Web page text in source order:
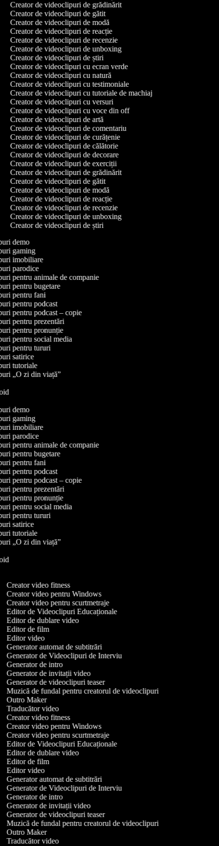
Creator de videoclipuri de grădinărit
Creator de videoclipuri de gătit
Creator de videoclipuri de modă
Creator de videoclipuri de reacție
Creator de videoclipuri de recenzie
Creator de videoclipuri de unboxing
Creator de videoclipuri de știri
Creator de videoclipuri cu ecran verde
Creator de videoclipuri cu natură
Creator de videoclipuri cu testimoniale
Creator de videoclipuri cu tutoriale de machiaj
Creator de videoclipuri cu versuri
Creator de videoclipuri cu voce din off
Creator de videoclipuri de artă
Creator de videoclipuri de comentariu
Creator de videoclipuri de curățenie
Creator de videoclipuri de călătorie
Creator de videoclipuri de decorare
Creator de videoclipuri de exerciții
Creator de videoclipuri de grădinărit
Creator de videoclipuri de gătit
Creator de videoclipuri de modă
Creator de videoclipuri de reacție
Creator de videoclipuri de recenzie
Creator de videoclipuri de unboxing
Creator de videoclipuri de știri
demo
gaming
imobiliare
parodice
pentru animale de companie
pentru bugetare
pentru fani
pentru podcast
pentru podcast – copie
pentru prezentări
pentru pronunție
pentru social media
pentru tururi
satirice
tutoriale
„O zi din viață”
demo
gaming
imobiliare
parodice
pentru animale de companie
pentru bugetare
pentru fani
pentru podcast
pentru podcast – copie
pentru prezentări
pentru pronunție
pentru social media
pentru tururi
satirice
tutoriale
„O zi din viață”
Creator video fitness
Creator video pentru Windows
Creator video pentru scurtmetraje
Editor de Videoclipuri Educaționale
Editor de dublare video
Editor de film
Editor video
Generator automat de subtitrări
Generator de Videoclipuri de Interviu
Generator de intro
Generator de invitații video
Generator de videoclipuri teaser
Muzică de fundal pentru creatorul de videoclipuri
Outro Maker
Traducător video
Creator video fitness
Creator video pentru Windows
Creator video pentru scurtmetraje
Editor de Videoclipuri Educaționale
Editor de dublare video
Editor de film
Editor video
Generator automat de subtitrări
Generator de Videoclipuri de Interviu
Generator de intro
Generator de invitații video
Generator de videoclipuri teaser
Muzică de fundal pentru creatorul de videoclipuri
Outro Maker
Traducător video